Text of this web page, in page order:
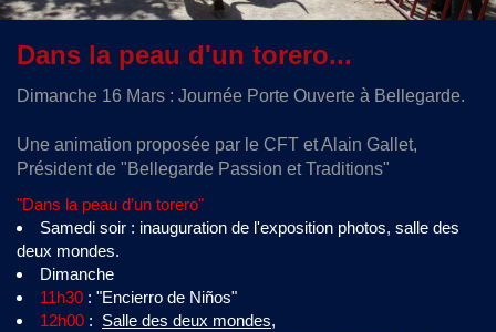
Dans la peau d'un torero...
Dimanche 16 Mars : Journée Porte Ouverte à Bellegarde.
Une animation proposée par le CFT et Alain Gallet,
Président de "Bellegarde Passion et Traditions"
"Dans la peau d’un torero"
Samedi soir : inauguration de l'exposition photos, salle des
deux mondes.
Dimanche
11h30 : "Encierro de Niños"
12h00 : Salle des deux mondes,